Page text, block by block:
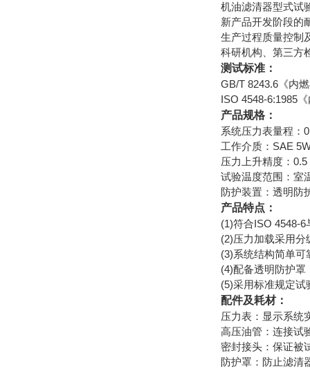
机油滤清器型式试
新产品开发阶段的
生产过程质量控制
科研机构、第三方
测试标准：
GB/T 8243.6《内
ISO 4548-6:1985
产品规格：
系统压力表量程：
工作介质：SAE
压力上升精度：
试验温度范围：室
防护装置：透明防
产品特点：
(1)符合ISO 4548-
(2)压力加载采用
(3)系统结构简单
(4)配备透明防护
(5)采用标准规定
配件及耗材：
压力表：显示系统
高压油管：连接试
密封接头：保证被
防护罩：防止滤清